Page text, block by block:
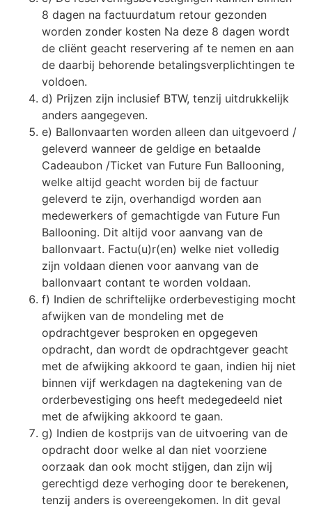
8 dagen na factuurdatum retour gezonden
worden zonder kosten Na deze 8 dagen wordt
de cliënt geacht reservering af te nemen en aan
de daarbij behorende betalingsverplichtingen te
voldoen.
d) Prijzen zijn inclusief BTW, tenzij uitdrukkelijk
anders aangegeven.
e) Ballonvaarten worden alleen dan uitgevoerd /
geleverd wanneer de geldige en betaalde
Cadeaubon /Ticket van Future Fun Ballooning,
welke altijd geacht worden bij de factuur
geleverd te zijn, overhandigd worden aan
medewerkers of gemachtigde van Future Fun
Ballooning. Dit altijd voor aanvang van de
ballonvaart. Factu(u)r(en) welke niet volledig
zijn voldaan dienen voor aanvang van de
ballonvaart contant te worden voldaan.
f) Indien de schriftelijke orderbevestiging mocht
afwijken van de mondeling met de
opdrachtgever besproken en opgegeven
opdracht, dan wordt de opdrachtgever geacht
met de afwijking akkoord te gaan, indien hij niet
binnen vijf werkdagen na dagtekening van de
orderbevestiging ons heeft medegedeeld niet
met de afwijking akkoord te gaan.
g) Indien de kostprijs van de uitvoering van de
opdracht door welke al dan niet voorziene
oorzaak dan ook mocht stijgen, dan zijn wij
gerechtigd deze verhoging door te berekenen,
tenzij anders is overeengekomen. In dit geval